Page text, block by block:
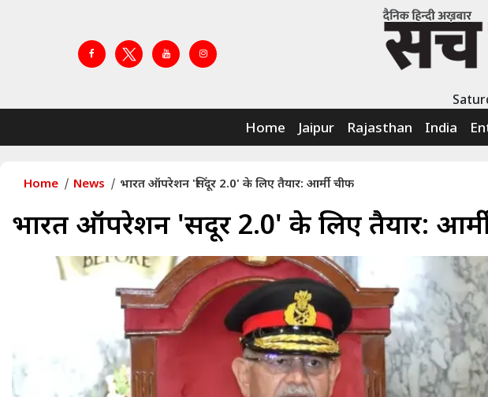
Home Jaipur Rajasthan India
Home News भारत ऑपरेशन 'सिंदूर 2.0' के लिए तैयार: आर्मी चीफ
भारत ऑपरेशन 'सिंदूर 2.0' के लिए तैयार: